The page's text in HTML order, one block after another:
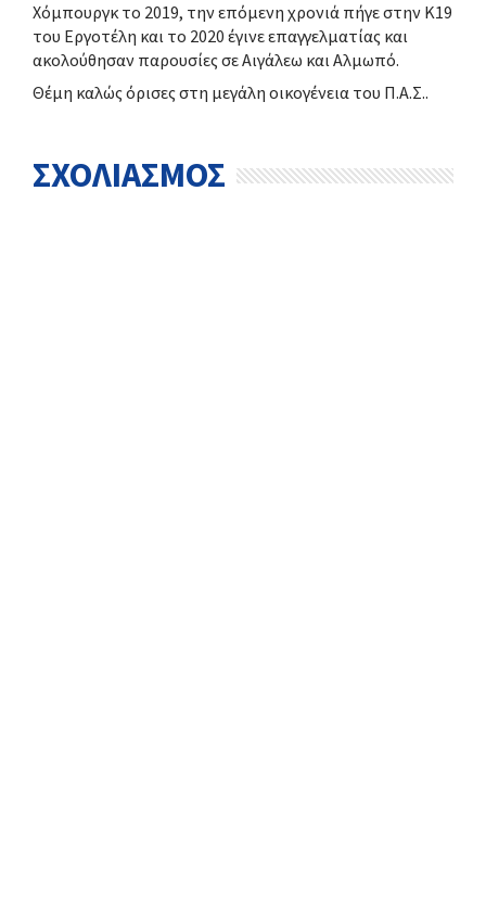
Χόμπουργκ το 2019, την επόμενη χρονιά πήγε στην Κ19
του Εργοτέλη και το 2020 έγινε επαγγελματίας και
ακολούθησαν παρουσίες σε Αιγάλεω και Αλμωπό.
Θέμη καλώς όρισες στη μεγάλη οικογένεια του Π.Α.Σ..
ΣΧΟΛΙΑΣΜΟΣ